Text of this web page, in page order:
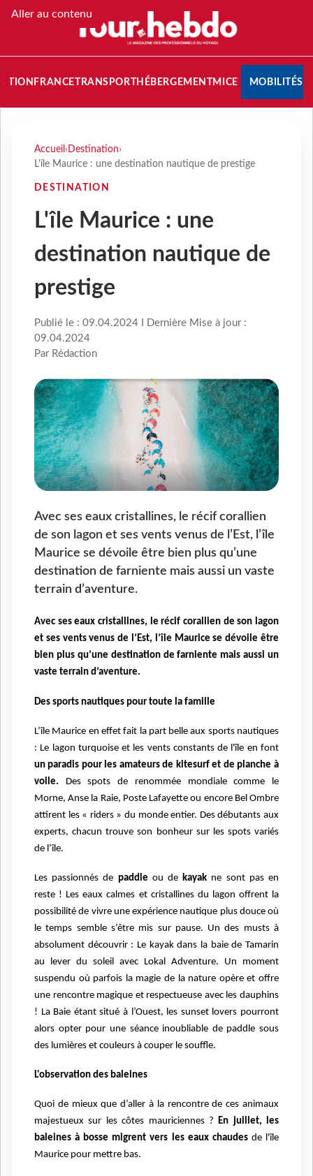
Aller au contenu
FRANCETRANSPORT HÉBERGEMENTMICE MOBILITÉS
Accueil › Destination›
L'île Maurice : une destination nautique de prestige
DESTINATION
L'île Maurice : une
destination nautique de
prestige
Publié le : 09.04.2024 I Dernière Mise à jour :
09.04.2024
Par Rédaction
Avec ses eaux cristallines, le récif corallien
de son lagon et ses vents venus de l’Est, l’île
Maurice se dévoile être bien plus qu’une
destination de farniente mais aussi un vaste
terrain d’aventure.
Avec ses eaux cristallines, le récif corallien de son lagon
et ses vents venus de l’Est, l’île Maurice se dévoile être
bien plus qu’une destination de farniente mais aussi un
vaste terrain d’aventure.
Des sports nautiques pour toute la famille
L’île Maurice en effet fait la part belle aux sports nautiques
: Le lagon turquoise et les vents constants de l'île en font
un paradis pour les amateurs de kitesurf et de planche à
voile. Des spots de renommée mondiale comme le
Morne, Anse la Raie, Poste Lafayette ou encore Bel Ombre
attirent les « riders » du monde entier. Des débutants aux
experts, chacun trouve son bonheur sur les spots variés
de l’île.
Les passionnés de paddle ou dekayak ne sont pas en
reste ! Les eaux calmes et cristallines du lagon offrent la
possibilité de vivre une expérience nautique plus douce où
le temps semble s’être mis sur pause. Un des musts à
absolument découvrir : Le kayak dans la baie de Tamarin
au lever du soleil avec Lokal Adventure. Un moment
suspendu où parfois la magie de la nature opère et offre
une rencontre magique et respectueuse avec les dauphins
! La Baie étant situé à l’Ouest, les sunset lovers pourront
alors opter pour une séance inoubliable de paddle sous
des lumières et couleurs à couper le souffle.
L'observation des baleines
Quoi de mieux que d’aller à la rencontre de ces animaux
majestueux sur les côtes mauriciennes ?En juillet, les
baleines à bosse migrent vers les eaux chaudesde l'île
Maurice pour mettre bas.